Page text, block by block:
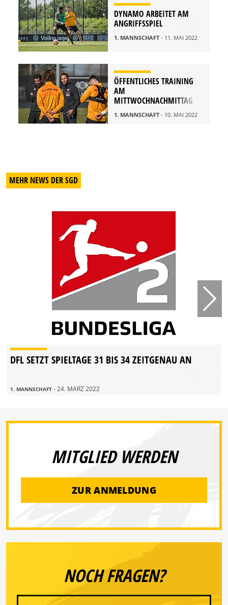
DYNAMO ARBEITET AM
ANGRIFFSSPIEL
1. MANNSCHAFT- 11. MAI 2022
ÖFFENTLICHES TRAINING
AM
MITTWOCHNACHMITTAG
1. MANNSCHAFT- 10. MAI 2022
MEHR NEWS DER SGD
DFL SETZT SPIELTAGE 31 BIS 34 ZEITGENAU AN
1. MANNSCHAFT - 24. MÄRZ 2022
MITGLIED WERDEN
ZUR ANMELDUNG
NOCH FRAGEN?